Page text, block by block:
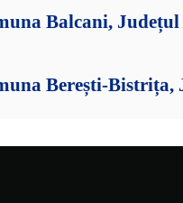
Balcani, Județul
Berești-Bistrița,